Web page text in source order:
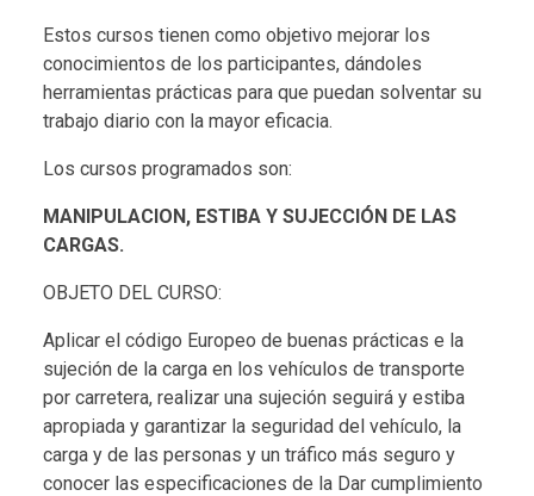
Estos cursos tienen como objetivo mejorar los
conocimientos de los participantes, dándoles
herramientas prácticas para que puedan solventar su
trabajo diario con la mayor eficacia.
Los cursos programados son:
MANIPULACION, ESTIBA Y SUJECCIÓN DE LAS
CARGAS.
OBJETO DEL CURSO:
Aplicar el código Europeo de buenas prácticas e la
sujeción de la carga en los vehículos de transporte
por carretera, realizar una sujeción seguirá y estiba
apropiada y garantizar la seguridad del vehículo, la
carga y de las personas y un tráfico más seguro y
conocer las especificaciones de la Dar cumplimiento